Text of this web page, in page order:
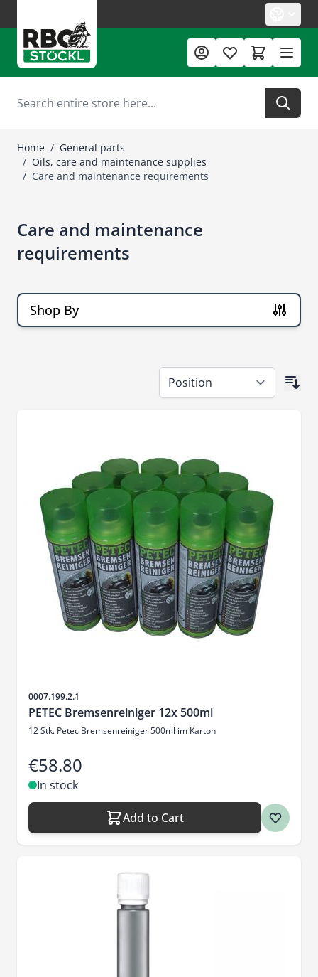
Search
Home / General parts
/ Oils, care and maintenance supplies
/ Care and maintenance requirements
Care and maintenance
requirements
Shop By
Sku
0007.199.2.1
PETEC Bremsenreiniger 12x 500ml
12 Stk. Petec Bremsenreiniger 500ml im Karton
€58.80
In stock
Add to Cart